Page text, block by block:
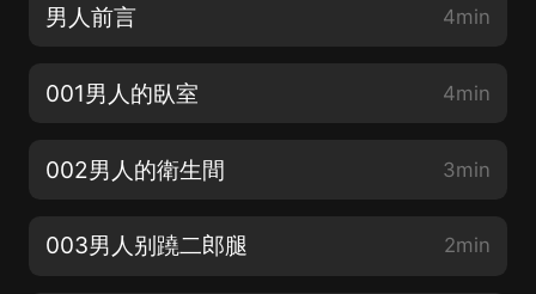
男人前言 4min
001男人的臥室 4min
002男人的衛生間 3min
003男人别蹺二郎腿 2min